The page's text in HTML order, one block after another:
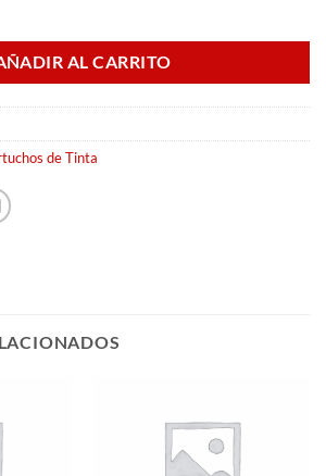
AL CARRITO
de Tinta